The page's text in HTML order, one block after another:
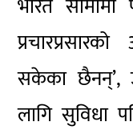
भारत
सकेका छैनन्’,
लागि सुविधा